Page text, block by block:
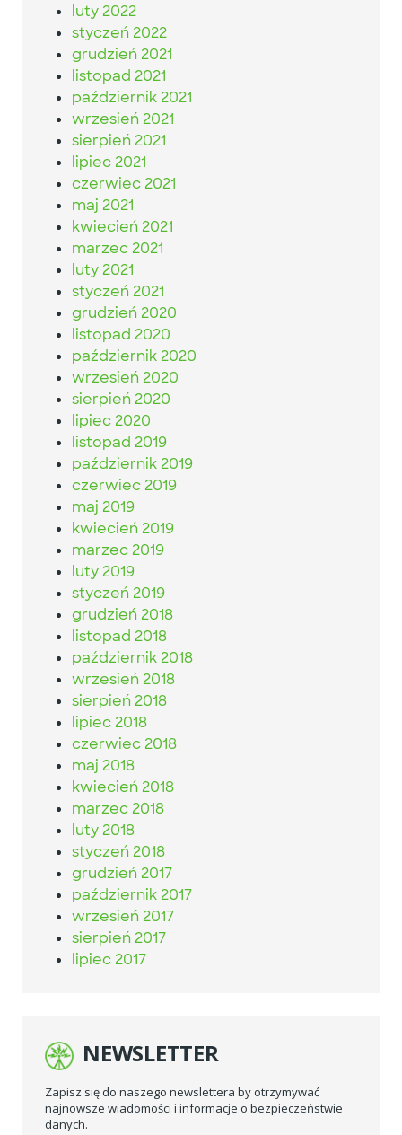
luty 2022
styczeń 2022
grudzień 2021
listopad 2021
październik 2021
wrzesień 2021
sierpień 2021
lipiec 2021
czerwiec 2021
maj 2021
kwiecień 2021
marzec 2021
luty 2021
styczeń 2021
grudzień 2020
listopad 2020
październik 2020
wrzesień 2020
sierpień 2020
lipiec 2020
listopad 2019
październik 2019
czerwiec 2019
maj 2019
kwiecień 2019
marzec 2019
luty 2019
styczeń 2019
grudzień 2018
listopad 2018
październik 2018
wrzesień 2018
sierpień 2018
lipiec 2018
czerwiec 2018
maj 2018
kwiecień 2018
marzec 2018
luty 2018
styczeń 2018
grudzień 2017
październik 2017
wrzesień 2017
sierpień 2017
lipiec 2017
NEWSLETTER
Zapisz się do naszego newslettera by otrzymywać
najnowsze wiadomości i informacje o bezpieczeństwie
danych.